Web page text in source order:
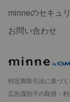
minneのセキュ
お問い合わせ
特定商取引法に基づ
広告識別子の取得・利